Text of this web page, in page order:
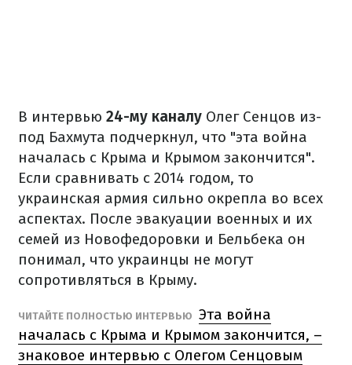
В интервью 24-му каналу Олег Сенцов из-
под Бахмута подчеркнул, что "эта война
началась с Крыма и Крымом закончится".
Если сравнивать с 2014 годом, то
украинская армия сильно окрепла во всех
аспектах. После эвакуации военных и их
семей из Новофедоровки и Бельбека он
понимал, что украинцы не могут
сопротивляться в Крыму.
ЧИТАЙТЕ ПОЛНОСТЬЮ ИНТЕРВЬЮ Эта война
началась с Крыма и Крымом закончится, –
знаковое интервью с Олегом Сенцовым